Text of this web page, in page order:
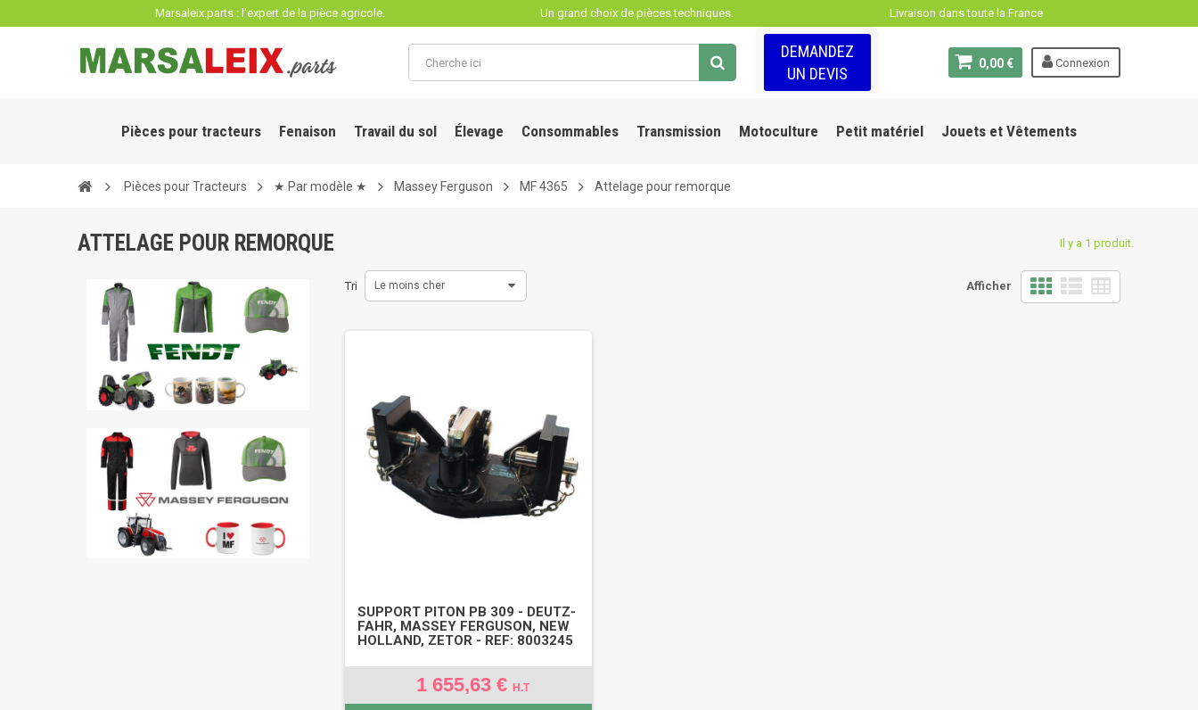
Marsaleix.parts : l'expert de la pièce agricole. Un grand choix de pièces techniques. Livraison dans toute la France
Connexion
0,00 €
DEMANDEZ
UN DEVIS
Pièces pour tracteurs Fenaison Travail du sol Élevage Consommables Transmission Motoculture Petit matériel Jouets et Vêtements
Pièces pour Tracteurs ★ Par modèle ★ Massey Ferguson MF 4365 Attelage pour remorque
ATTELAGE POUR REMORQUE Il y a 1 produit.
Afficher
Tri Le moins cher
SUPPORT PITON PB 309 - DEUTZ-
FAHR, MASSEY FERGUSON, NEW
HOLLAND, ZETOR - REF: 8003245
1 655,63 € H.T
Panneau de gestion des cookies